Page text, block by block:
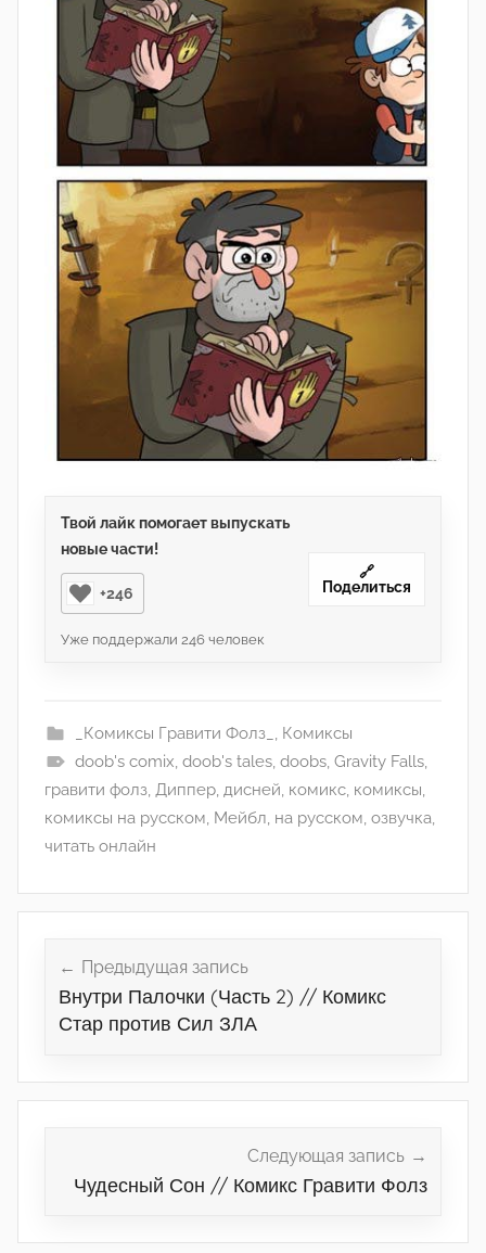
Твой лайк помогает выпускать
новые части!
+246
Уже поддержали 246 человек
🔗
Поделиться
_Комиксы Гравити Фолз_ , Комиксы
doob's comix, doob's tales, doobs, Gravity Falls,
гравити фолз, Диппер, дисней, комикс, комиксы,
комиксы на русском, Мейбл, на русском, озвучка,
читать онлайн
записям
Предыдущая запись
Внутри Палочки (Часть 2) // Комикс
Стар против Сил ЗЛА
Следующая запись
Чудесный Сон // Комикс Гравити Фолз